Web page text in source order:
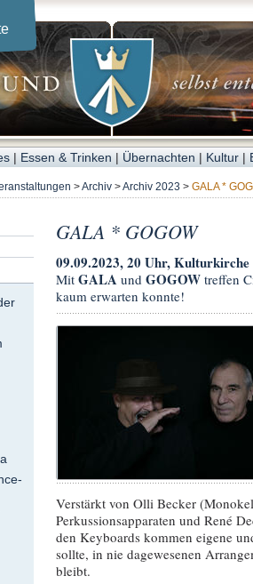
| Essen & Trinken | Übernachten | Kultur |
>Archiv >Archiv 2023 > GALA *
GALA * GOGOW
09.09.2023, 20 Uhr, Kulturkirche
Mit GALA und GOGOW treffen
kaum erwarten konnte!
Verstärkt von Olli Becker
Perkussionsapparaten und René
den Keyboards kommen eigene
sollte, in nie dagewesenen
bleibt.